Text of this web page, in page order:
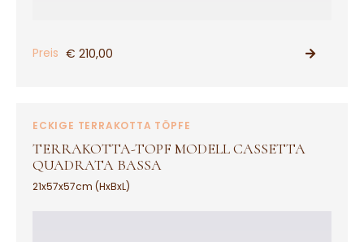
Preis € 210,00
PRODUKT ANSEHEN
ECKIGE TERRAKOTTA TÖPFE
TERRAKOTTA-TOPF MODELL CASSETTA
QUADRATA BASSA
21x57x57cm (HxBxL)